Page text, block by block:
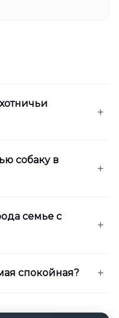
собаку в
семье с
спокойная?